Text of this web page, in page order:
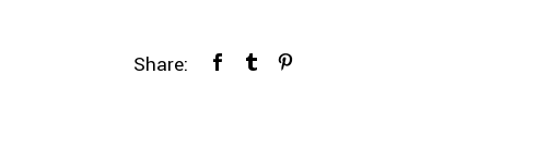
Share: